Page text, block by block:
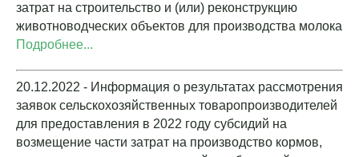
затрат на строительство и (или) реконструкцию
животноводческих объектов для производства молока
Подробнее...
20.12.2022 - Информация о результатах рассмотрения
заявок сельскохозяйственных товаропроизводителей
для предоставления в 2022 году субсидий на
возмещение части затрат на производство кормов,